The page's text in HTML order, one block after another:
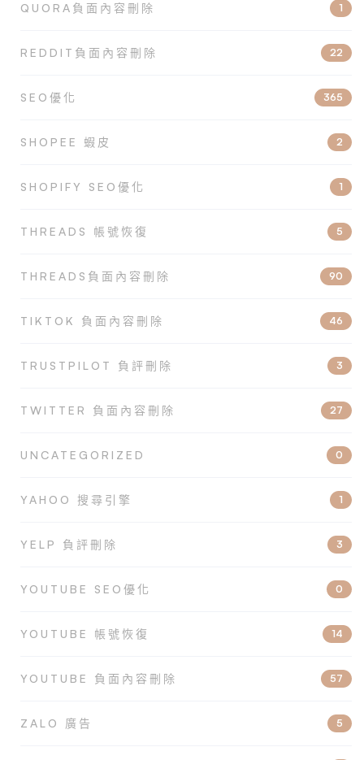
QUORA負面內容刪除 1
REDDIT負面內容刪除 22
SEO優化 365
SHOPEE 蝦皮 2
SHOPIFY SEO優化 1
THREADS 帳號恢復 5
THREADS負面內容刪除 90
TIKTOK 負面內容刪除 46
TRUSTPILOT 負評刪除 3
TWITTER 負面內容刪除 27
UNCATEGORIZED 0
YAHOO 搜尋引擎 1
YELP 負評刪除 3
YOUTUBE SEO優化 0
YOUTUBE 帳號恢復 14
YOUTUBE 負面內容刪除 57
ZALO 廣告 5